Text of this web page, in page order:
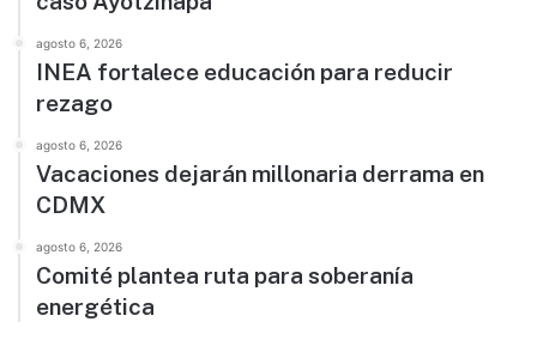
agosto 6, 2026
INEA fortalece educación para reducir
rezago
agosto 6, 2026
Vacaciones dejarán millonaria derrama en
CDMX
agosto 6, 2026
Comité plantea ruta para soberanía
energética